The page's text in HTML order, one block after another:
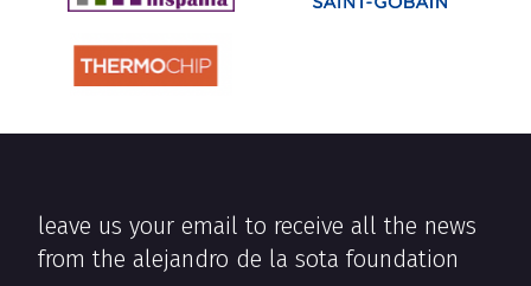
leave us your email to receive all the news
from the alejandro de la sota foundation